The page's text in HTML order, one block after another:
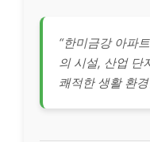
“한미금강 아파
의 시설, 산업 단
쾌적한 생활 환